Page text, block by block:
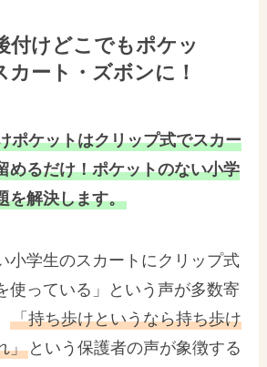
付けどこでもポケッ
カート・ズボンに！
ポケットはクリップ式でスカー
めるだけ！ポケットのない小学
を解決します。
小学生のスカートにクリップ式
使っている」という声が多数寄
「持ち歩けというなら持ち歩け
」 という保護者の声が象徴する